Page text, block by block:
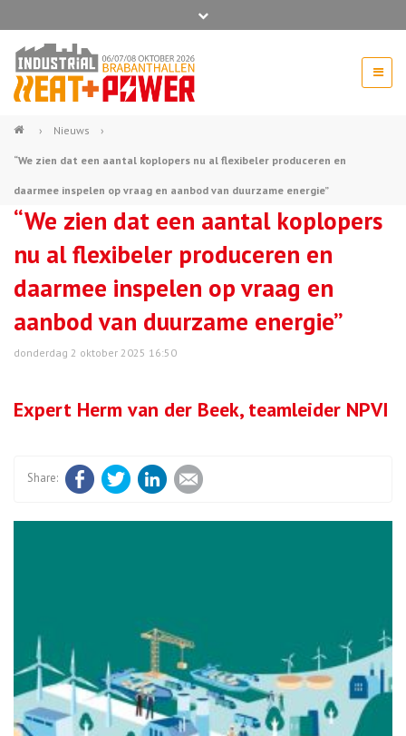
beurs@54events.nl
Exposanten login
› Nieuws ›
“We zien dat een aantal koplopers nu al flexibeler produceren en
daarmee inspelen op vraag en aanbod van duurzame energie”
“We zien dat een aantal koplopers
nu al flexibeler produceren en
daarmee inspelen op vraag en
aanbod van duurzame energie”
donderdag 2 oktober 2025 16:50
Expert Herm van der Beek, teamleider NPVI
FacebookTwitter LinkedIn